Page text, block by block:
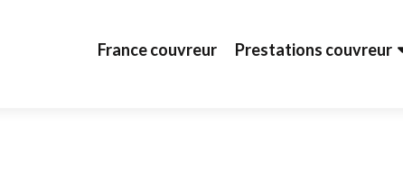
France couvreur Prestations couvreur